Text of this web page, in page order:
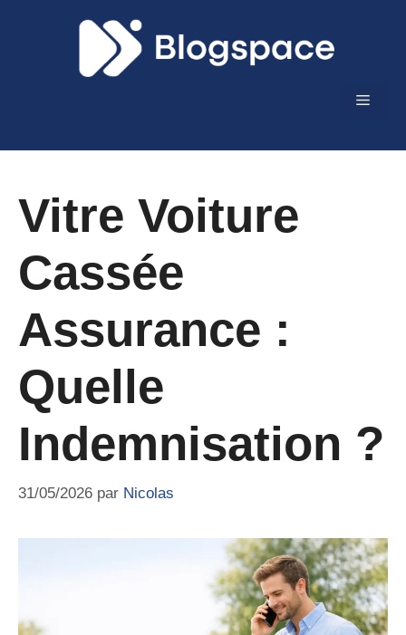
Menu
Vitre Voiture
Cassée
Assurance :
Quelle
Indemnisation ?
31/05/2026 par Nicolas